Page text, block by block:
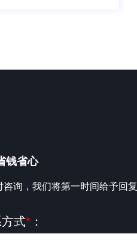
钱省心
询，我们将第一时间给予回复
式* ：